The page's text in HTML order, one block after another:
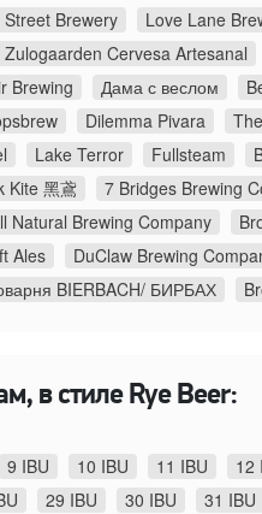
Street Brewery Love Lane
Zulogaarden Cervesa Artesanal
Brewing Дама с веслом
Dilemma Pivara
Lake Terror Fullsteam
Kite 黑鳶 7 Bridges Brewing
Natural Brewing Company
Ales DuClaw Brewing
BIERBACH/ БИРБАХ
в стиле Rye Beer:
9 IBU 10 IBU 11 IBU 12
29 IBU 30 IBU 31 IBU